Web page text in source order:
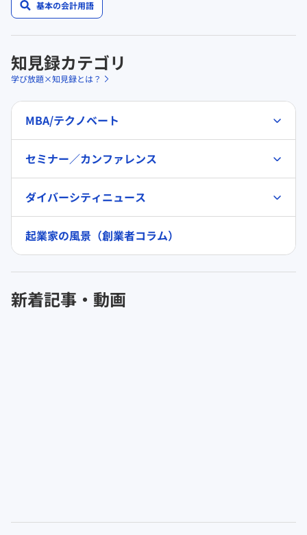
基本の会計用語
知見録カテゴリ
学び放題×知見録とは？
MBA/テクノベート
セミナー／カンファレンス
ダイバーシティニュース
起業家の風景（創業者コラム）
新着記事・動画